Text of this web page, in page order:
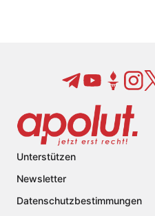
Unterstützen
Newsletter
Datenschutzbestimmungen